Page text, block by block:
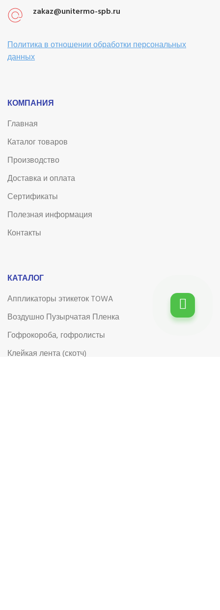
zakaz@unitermo-spb.ru
Политика в отношении обработки персональных
данных
КОМПАНИЯ
Главная
Каталог товаров
Производство
Доставка и оплата
Сертификаты
Полезная информация
Контакты
КАТАЛОГ
Аппликаторы этикеток TOWA
Воздушно Пузырчатая Пленка
Гофрокороба, гофролисты
Клейкая лента (скотч)